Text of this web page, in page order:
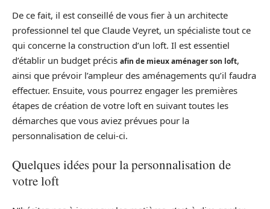
De ce fait, il est conseillé de vous fier à un architecte
professionnel tel que Claude Veyret, un spécialiste tout ce
qui concerne la construction d’un loft. Il est essentiel
d’établir un budget précis afin de mieux aménager son loft,
ainsi que prévoir l’ampleur des aménagements qu’il faudra
effectuer. Ensuite, vous pourrez engager les premières
étapes de création de votre loft en suivant toutes les
démarches que vous aviez prévues pour la
personnalisation de celui-ci.
Quelques idées pour la personnalisation de
votre loft